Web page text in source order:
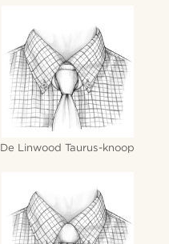
De Linwood Taurus-knoop